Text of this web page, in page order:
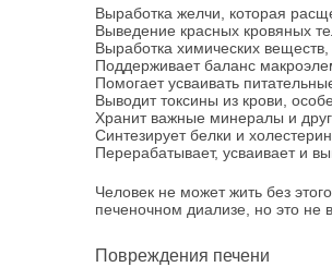
Выработка желчи, которая
Выведение красных кровяных
Выработка химических
Поддерживает баланс
Помогает усваивать
Выводит токсины из крови,
Хранит важные минералы и
Синтезирует белки и
Перерабатывает, усваивает и
Человек не может жить без
печеночном диализе, но это не
Повреждения печени